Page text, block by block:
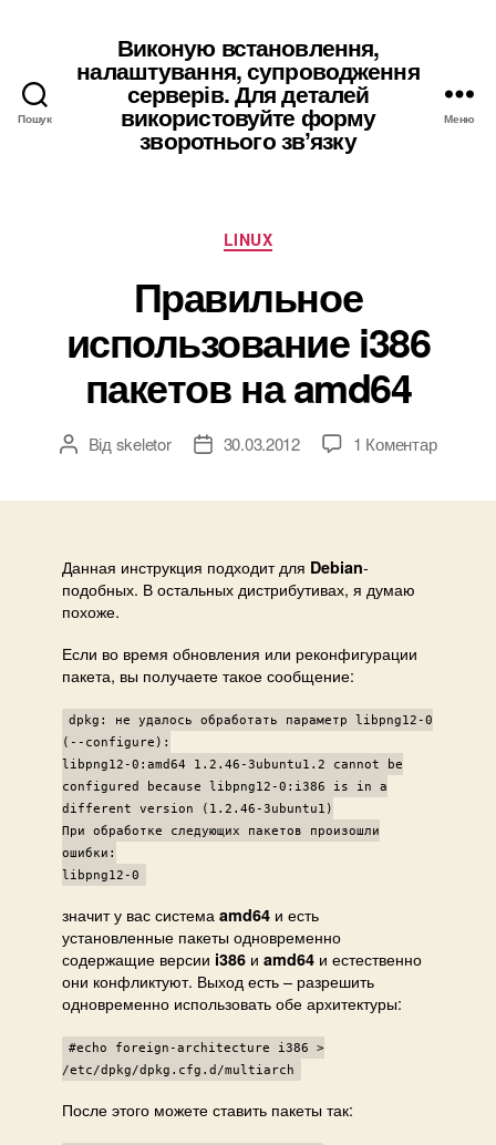
Пошук
Виконую встановлення,
налаштування, супроводження
серверів. Для деталей
використовуйте форму
зворотнього звʼязку
Меню
Категорії
LINUX
Правильное
использование i386
пакетов на amd64
Автор
Від skeletor
Дата30.03.2012 1 Коментардо
Данная инструкция подходит для Debian-
подобных. В остальных дистрибутивах, я думаю
похоже.
Если во время обновления или реконфигурации
пакета, вы получаете такое сообщение:
dpkg: не удалось обработать параметр libpng12-0
(--configure):
libpng12-0:amd64 1.2.46-3ubuntu1.2 cannot be
configured because libpng12-0:i386 is in a
different version (1.2.46-3ubuntu1)
При обработке следующих пакетов произошли
ошибки:
libpng12-0
значит у вас система amd64 и есть
установленные пакеты одновременно
содержащие версии i386 и amd64 и естественно
они конфликтуют. Выход есть – разрешить
одновременно использовать обе архитектуры:
#echo foreign-architecture i386 >
/etc/dpkg/dpkg.cfg.d/multiarch
После этого можете ставить пакеты так: